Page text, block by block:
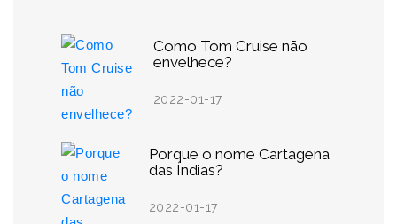
Como Tom Cruise não
envelhece?
2022-01-17
Porque o nome Cartagena
das Índias?
2022-01-17